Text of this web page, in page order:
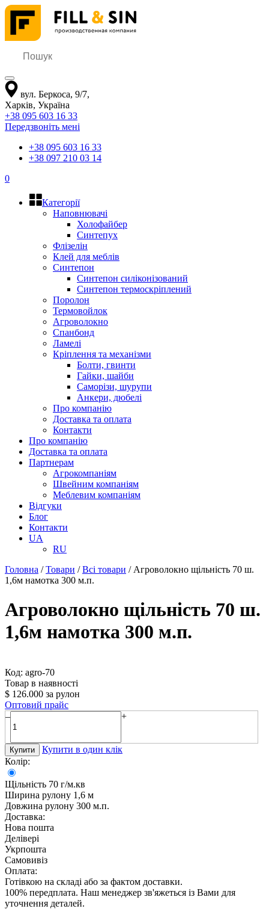
вул. Беркоса, 9/7,
Харків, Україна
+38 095 603 16 33
Передзвоніть мені
+38 095 603 16 33
+38 097 210 03 14
0
Категорії
Наповнювачі
Холофайбер
Синтепух
Флізелін
Клей для меблів
Синтепон
Синтепон силіконізований
Синтепон термоскріплений
Поролон
Термовойлок
Агроволокно
Спанбонд
Ламелі
Кріплення та механізми
Болти, гвинти
Гайки, шайби
Саморізи, шурупи
Анкери, дюбелі
Про компанію
Доставка та оплата
Контакти
Про компанію
Доставка та оплата
Партнерам
Агрокомпаніям
Швейним компаніям
Меблевим компаніям
Відгуки
Блог
Контакти
UA
RU
Головна /Товари /Всі товари / Агроволокно щільність 70 ш.
1,6м намотка 300 м.п.
Агроволокно щільність 70 ш.
1,6м намотка 300 м.п.
Код: agro-70
Товар в наявності
$ 126.000 за рулон
Оптовий прайс
–
+
Купити
Купити в один клік
Колір:
Щільність 70 г/м.кв
Ширина рулону 1,6 м
Довжина рулону 300 м.п.
Доставка:
Нова пошта
Делівері
Укрпошта
Самовивіз
Оплата:
Готівкою на складі або за фактом доставки.
100% передплата. Наш менеджер зв'яжеться із Вами для
уточнення деталей.